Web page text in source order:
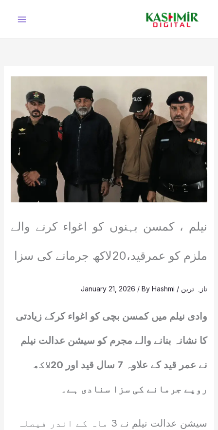
نیلم ، کمسن بہنوں کو اغواء کرنے والے
ملزم کو عمرقید،20لاکھ جرمانے کی سزا
تازہ ترین /
January 21, 2026 / ByHashmi
وادی نیلم میں کمسن بچی کو اغواء کرکے زیادتی
کا نشانہ بنانے والے مجرم کو سیشن عدالت نیلم
نے عمر قید کے علاوہ 7 سال قید اور 20لاکھ
روپے جرمانے کی سزا سنادی ہے۔
سیشن عدالت نیلم نے 3 ماہ کے اندر فیصلہ